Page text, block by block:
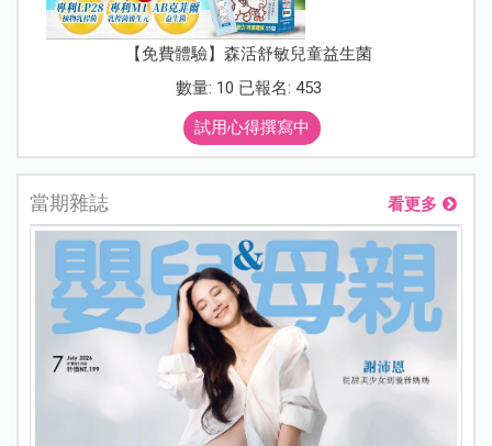
【免費體驗】森活舒敏兒童益生菌
數量: 10 已報名: 453
試用心得撰寫中
當期雜誌 看更多